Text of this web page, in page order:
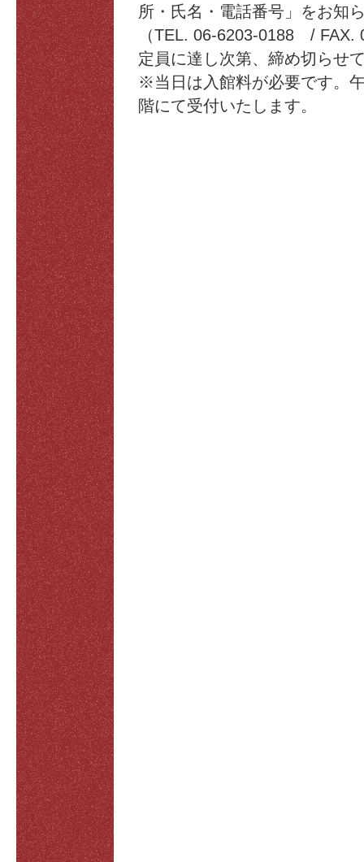
所・氏名・電話番号」をお知
（TEL. 06-6203-0188 / FAX.
定員に達し次第、締め切らせ
※当日は入館料が必要です。
階にて受付いたします。